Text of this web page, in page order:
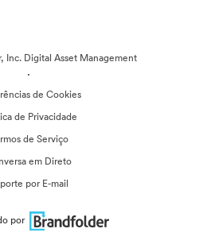
Inc. Digital Asset Management
·
de Cookies
de Privacidade
de Serviço
em Direto
por E-mail
por